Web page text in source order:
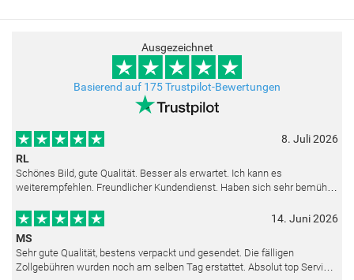
Ausgezeichnet
Basierend auf 175 Trustpilot-Bewertungen
8. Juli 2026
RL
Schönes Bild, gute Qualität. Besser als erwartet. Ich kann es
weiterempfehlen. Freundlicher Kundendienst. Haben sich sehr bemüht
14. Juni 2026
MS
Sehr gute Qualität, bestens verpackt und gesendet. Die fälligen
Zollgebühren wurden noch am selben Tag erstattet. Absolut top Service